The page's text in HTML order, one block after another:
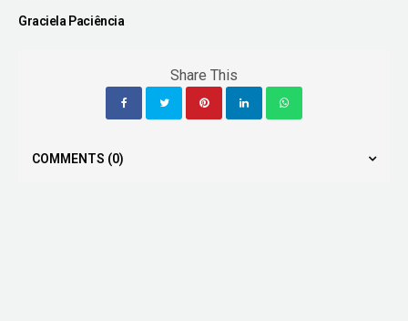
Graciela Paciência
Share This
COMMENTS (0)